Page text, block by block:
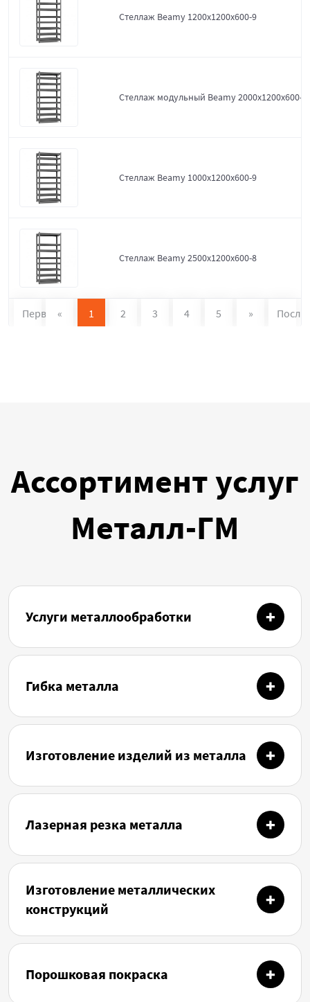
Стеллаж Beamy 1200x1200x600-9
Стеллаж модульный Beamy 2000x1200x600-9
Стеллаж Beamy 1000x1200x600-9
Стеллаж Beamy 2500x1200x600-8
Первая « 1 2 3 4 5 »
Ассортимент услуг
Металл-ГМ
Услуги металлообработки
Гибка металла
Изготовление изделий из металла
Лазерная резка металла
Изготовление металлических
конструкций
Порошковая покраска